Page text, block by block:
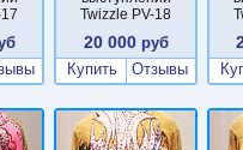
Twizzle PV-18
20 000руб
Купить
Отзывы